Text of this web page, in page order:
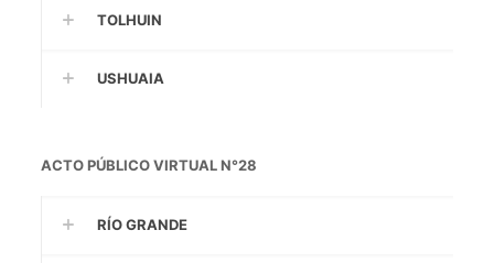
TOLHUIN
USHUAIA
ACTO PÚBLICO VIRTUAL N°28
RÍO GRANDE